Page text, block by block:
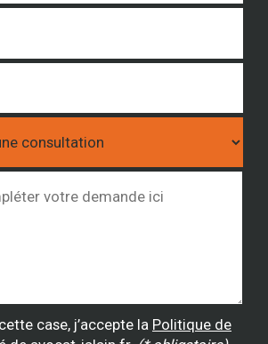
case, j’accepte la Politique de